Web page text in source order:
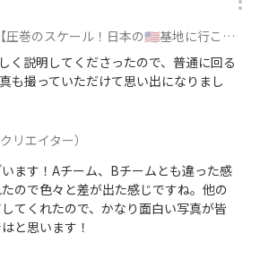
ケール！日本の🇺🇸基地に行こう】横田基地日米友好祭 2026【今年で5年連続】に参加
く説明してくださったので、普通に回る
も撮っていただけて思い出になりまし
クリエイター）
ます！Aチーム、Bチームとも違った感
ので色々と差が出た感じですね。他の
てくれたので、かなり面白い写真が皆
と思います！